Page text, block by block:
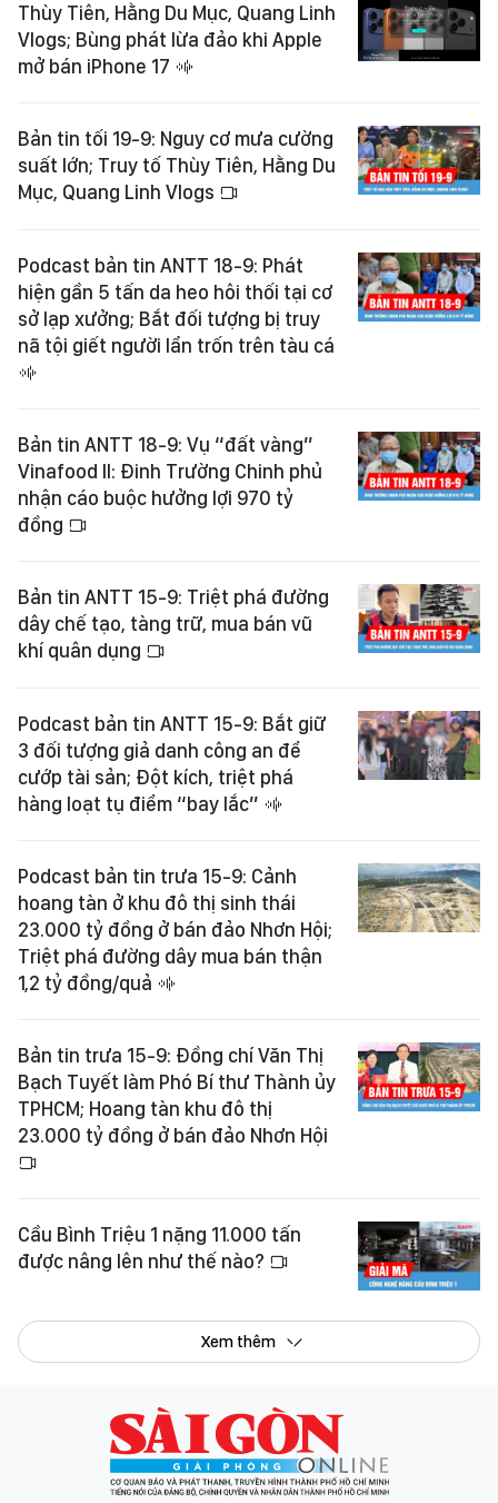
Thùy Tiên, Hằng Du Mục, Quang Linh
Vlogs; Bùng phát lừa đảo khi Apple
mở bán iPhone 17
Bản tin tối 19-9: Nguy cơ mưa cường
suất lớn; Truy tố Thùy Tiên, Hằng Du
Mục, Quang Linh Vlogs
Podcast bản tin ANTT 18-9: Phát
hiện gần 5 tấn da heo hôi thối tại cơ
sở lạp xưởng; Bắt đối tượng bị truy
nã tội giết người lẩn trốn trên tàu cá
Bản tin ANTT 18-9: Vụ “đất vàng”
Vinafood II: Đinh Trường Chinh phủ
nhận cáo buộc hưởng lợi 970 tỷ
đồng
Bản tin ANTT 15-9: Triệt phá đường
dây chế tạo, tàng trữ, mua bán vũ
khí quân dụng
Podcast bản tin ANTT 15-9: Bắt giữ
3 đối tượng giả danh công an để
cướp tài sản; Đột kích, triệt phá
hàng loạt tụ điểm “bay lắc”
Podcast bản tin trưa 15-9: Cảnh
hoang tàn ở khu đô thị sinh thái
23.000 tỷ đồng ở bán đảo Nhơn Hội;
Triệt phá đường dây mua bán thận
1,2 tỷ đồng/quả
Bản tin trưa 15-9: Đồng chí Văn Thị
Bạch Tuyết làm Phó Bí thư Thành ủy
TPHCM; Hoang tàn khu đô thị
23.000 tỷ đồng ở bán đảo Nhơn Hội
Cầu Bình Triệu 1 nặng 11.000 tấn
được nâng lên như thế nào?
Xem thêm